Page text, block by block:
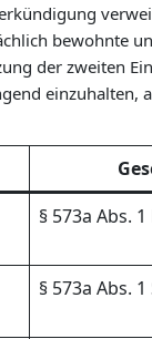
bewohnte
der zweiten
einzuhalten,
§ 573a Abs. 1
§ 573a Abs.